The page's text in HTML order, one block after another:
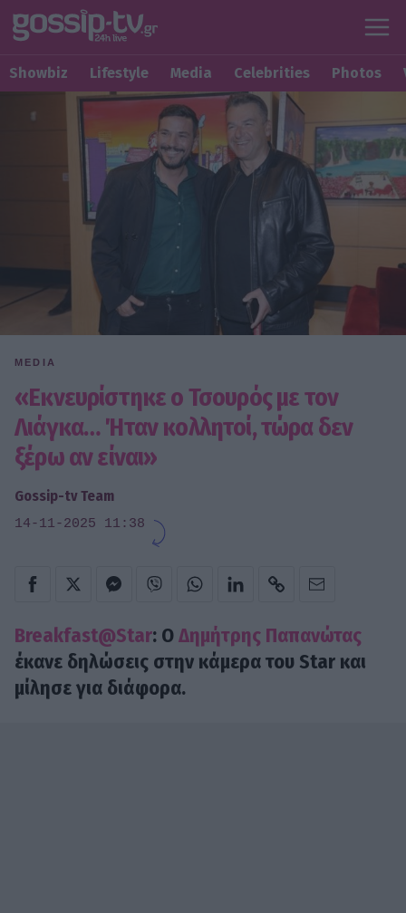
Showbiz Lifestyle Media Celebrities Photos
MEDIA
«Εκνευρίστηκε ο Τσουρός με τον
Λιάγκα… Ήταν κολλητοί, τώρα δεν
ξέρω αν είναι»
Gossip-tv Team
14-11-2025 11:38
Breakfast@Star: ΟΔημήτρης Παπανώτας
έκανε δηλώσεις στην κάμερα του Star και
μίλησε για διάφορα.